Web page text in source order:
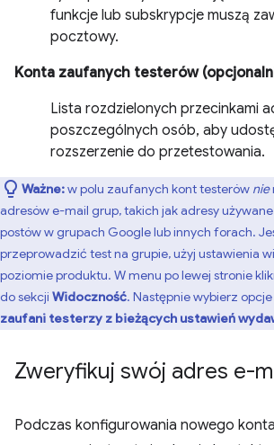
funkcje lub subskrypcje muszą
pocztowy.
Konta zaufanych testerów
Lista rozdzielonych przecinkami
poszczególnych osób, aby
rozszerzenie do przetestowania.
Ważne:w polu zaufanych kont testerów nie
adresów e-mail grup, takich jak adresy
postów w grupach Google lub innych forach.
przeprowadzić test na grupie, użyj ustawienia
poziomie produktu. W menu po lewej stronie
do sekcji Widoczność. Następnie wybierz opcje
zaufani testerzy z bieżących ustawień
Zweryfikuj swój adres e-
Podczas konfigurowania nowego